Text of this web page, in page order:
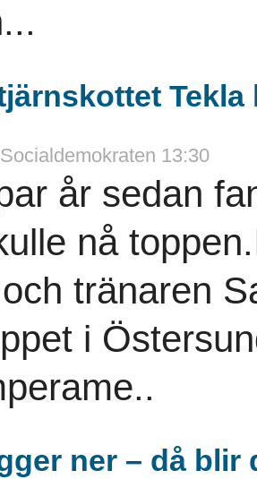
13:30
år sedan
nå
tränaren
i
ner – då blir